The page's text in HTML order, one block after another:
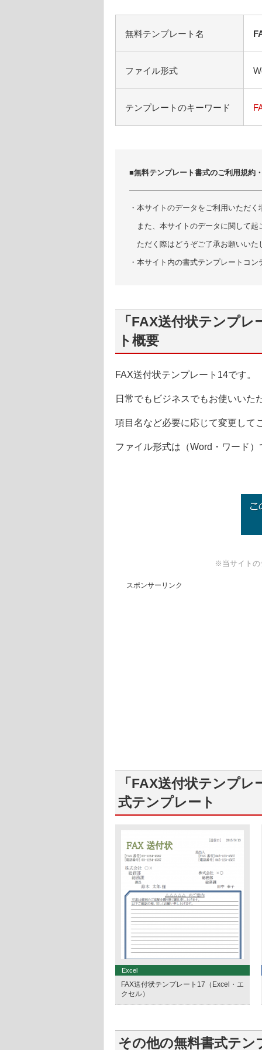
無料テンプレート名
ファイル形式
テンプレートのキーワード
■無料テンプレート書式のご利用規約
・本サイトのデータをご利用いただ
また、本サイトのデータに関して
ただく際はどうぞご了承お願いいた
・本サイト内の書式テンプレートコ
「FAX送付状テンプ
ト概要
FAX送付状テンプレート14です。
日常でもビジネスでもお使いいた
項目名など必要に応じて変更して
ファイル形式は（Word・ワード）
※当サイトの
スポンサーリンク
「FAX送付状テンプ
式テンプレート
Excel
FAX送付状テンプレート17（Excel・エ
クセル）
その他の無料書式テン